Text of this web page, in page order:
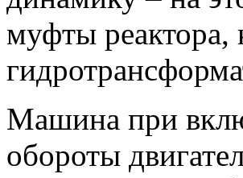
муфты реактора,
Машина при
обороты